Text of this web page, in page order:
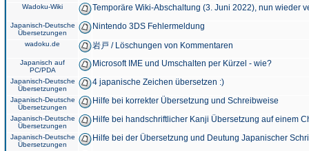
Wadoku-Wiki Temporäre Wiki-Abschaltung (3. Juni 2022), nun wieder
Japanisch-Deutsche
Übersetzungen
Nintendo 3DS Fehlermeldung
wadoku.de 岩戸 / Löschungen von Kommentaren
Japanisch auf
PC/PDA
Microsoft IME und Umschalten per Kürzel - wie?
Japanisch-Deutsche
Übersetzungen
4 japanische Zeichen übersetzen :)
Japanisch-Deutsche
Übersetzungen
Hilfe bei korrekter Übersetzung und Schreibweise
Japanisch-Deutsche
Übersetzungen
Hilfe bei handschriftlicher Kanji Übersetzung auf einem
Japanisch-Deutsche
Übersetzungen
Hilfe bei der Übersetzung und Deutung Japanischer